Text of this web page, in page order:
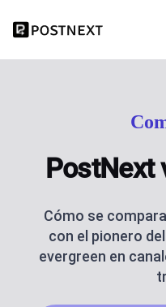
PostNext
Cómo se
con el pionero
evergreen en